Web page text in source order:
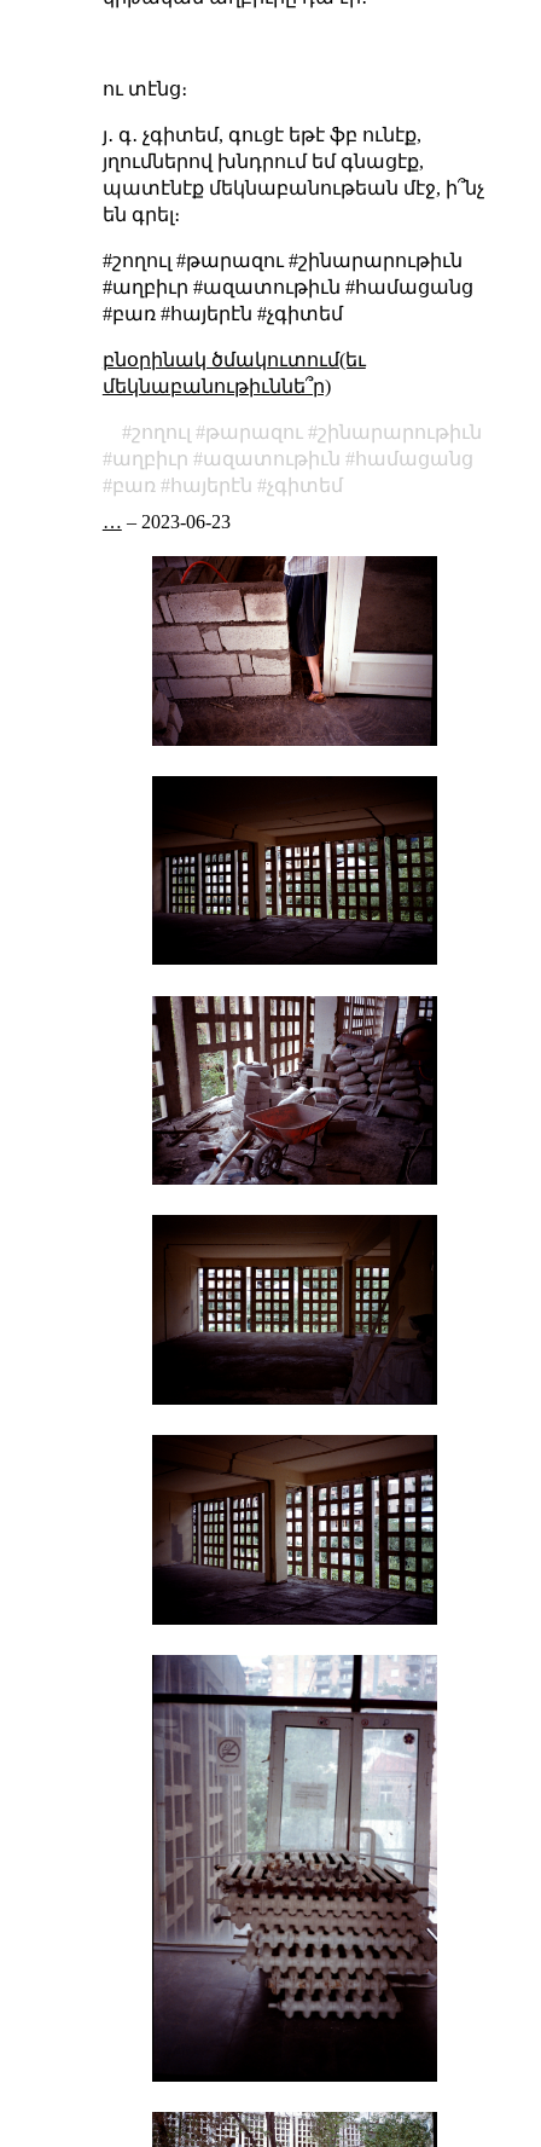
ու տէնց։
յ․ գ․ չգիտեմ, գուցէ եթէ ֆբ ունէք,
յղումներով խնդրում եմ գնացէք,
պատէնէք մեկնաբանութեան մէջ, ի՞նչ
են գրել։
#շողուլ #թարազու #շինարարութիւն
#աղբիւր #ազատութիւն #համացանց
#բառ #հայերէն #չգիտեմ
բնօրինակ ծմակուտում(եւ
մեկնաբանութիւննե՞ր)
շողուլ թարազու
շինարարութիւն
աղբիւր
ազատութիւն
համացանց
բառ
հայերէն
չգիտեմ
… – 2023-06-23